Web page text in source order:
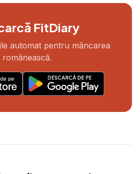
FitDiary
automat pentru mâncarea
românească.